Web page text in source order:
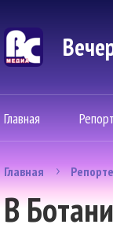
Главная
Главная
В